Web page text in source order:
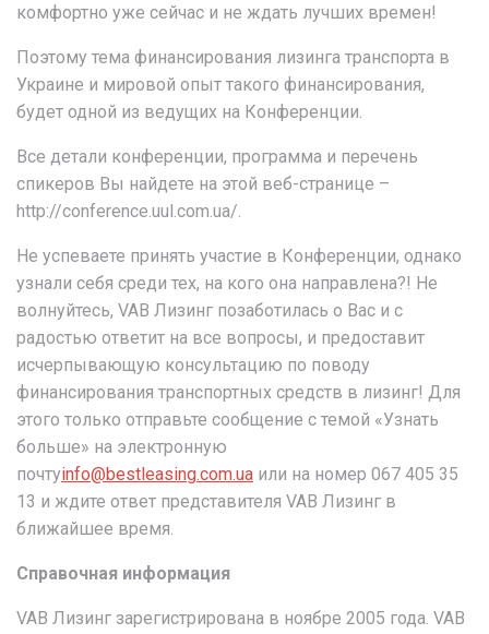
комфортно уже сейчас и не ждать лучших времен!
Поэтому тема финансирования лизинга транспорта в
Украине и мировой опыт такого финансирования,
будет одной из ведущих на Конференции.
Все детали конференции, программа и перечень
спикеров Вы найдете на этой веб-странице –
http://conference.uul.com.ua/.
Не успеваете принять участие в Конференции, однако
узнали себя среди тех, на кого она направлена?! Не
волнуйтесь, VAB Лизинг позаботилась о Вас и с
радостью ответит на все вопросы, и предоставит
исчерпывающую консультацию по поводу
финансирования транспортных средств в лизинг! Для
этого только отправьте сообщение с темой «Узнать
больше» на электронную
почтуinfo@bestleasing.com.ua или на номер 067 405 35
13 и ждите ответ представителя VAB Лизинг в
ближайшее время.
Справочная информация
VAB Лизинг зарегистрирована в ноябре 2005 года. VAB